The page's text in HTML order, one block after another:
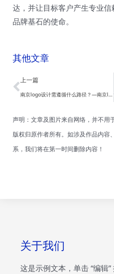
达，并让目标客户产生专业
品牌基石的使命。
其他文章
Prev
上一篇
南京logo设计需遵循什么路径？—南京logo设计
声明：文章及图片来自网络，并不用
版权归原作者所有。如涉及作品内容
系，我们将在第一时间删除内容！
关于我们
这是示例文本，单击 “编辑”